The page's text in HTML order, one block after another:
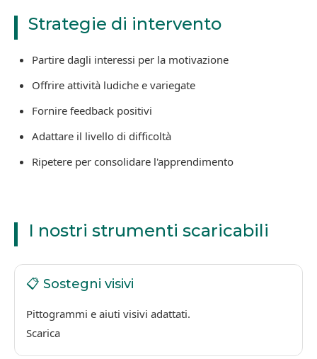
Strategie di intervento
Partire dagli interessi per la motivazione
Offrire attività ludiche e variegate
Fornire feedback positivi
Adattare il livello di difficoltà
Ripetere per consolidare l'apprendimento
I nostri strumenti scaricabili
📋 Sostegni visivi
Pittogrammi e aiuti visivi adattati.
Scarica